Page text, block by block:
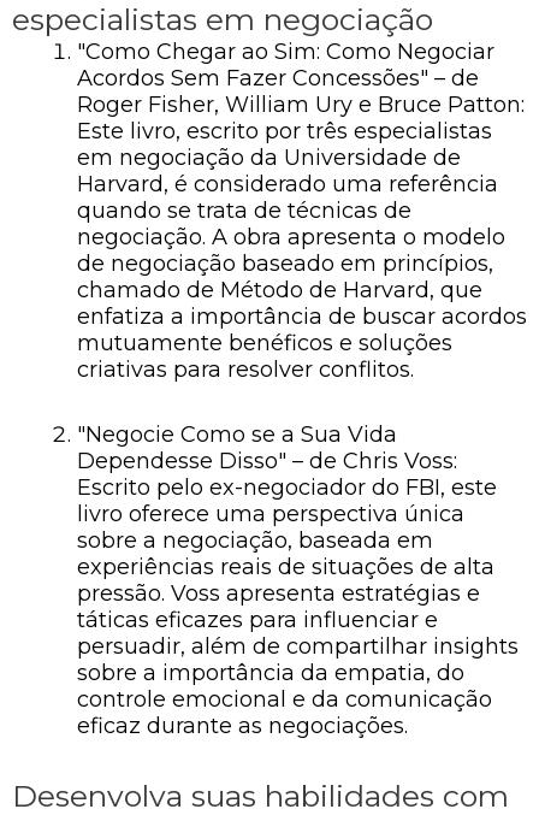
especialistas em negociação
"Como Chegar ao Sim: Como Negociar
Acordos Sem Fazer Concessões" – de
Roger Fisher, William Ury e Bruce Patton:
Este livro, escrito por três especialistas
em negociação da Universidade de
Harvard, é considerado uma referência
quando se trata de técnicas de
negociação. A obra apresenta o modelo
de negociação baseado em princípios,
chamado de Método de Harvard, que
enfatiza a importância de buscar acordos
mutuamente benéficos e soluções
criativas para resolver conflitos.
"Negocie Como se a Sua Vida
Dependesse Disso" – de Chris Voss:
Escrito pelo ex-negociador do FBI, este
livro oferece uma perspectiva única
sobre a negociação, baseada em
experiências reais de situações de alta
pressão. Voss apresenta estratégias e
táticas eficazes para influenciar e
persuadir, além de compartilhar insights
sobre a importância da empatia, do
controle emocional e da comunicação
eficaz durante as negociações.
Desenvolva suas habilidades com